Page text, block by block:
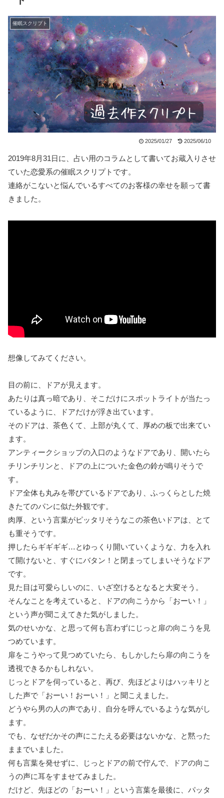
催眠スクリプト
2025/01/27 2025/06/10
2019年8月31日に、占い用のコラムとして書いてお蔵入りさせ
ていた恋愛系の催眠スクリプトです。
連絡がこないと悩んでいるすべてのお客様の幸せを願って書
きました。
想像してみてください。
目の前に、ドアが見えます。
あたりは真っ暗であり、そこだけにスポットライトが当たっ
ているように、ドアだけが浮き出ています。
そのドアは、茶色くて、上部が丸くて、厚めの板で出来てい
ます。
アンティークショップの入口のようなドアであり、開いたら
チリンチリンと、ドアの上についた金色の鈴が鳴りそうで
す。
ドア全体も丸みを帯びているドアであり、ふっくらとした焼
きたてのパンに似た外観です。
肉厚、という言葉がピッタリそうなこの茶色いドアは、とて
も重そうです。
押したらギギギギ…とゆっくり開いていくような、力を入れ
て開けないと、すぐにバタン！と閉まってしまいそうなドア
です。
見た目は可愛らしいのに、いざ空けるとなると大変そう。
そんなことを考えていると、ドアの向こうから「おーい！」
という声が聞こえてきた気がしました。
気のせいかな、と思って何も言わずにじっと扉の向こうを見
つめています。
扉をこうやって見つめていたら、もしかしたら扉の向こうを
透視できるかもしれない。
じっとドアを伺っていると、再び、先ほどよりはハッキリと
した声で「おーい！おーい！」と聞こえました。
どうやら男の人の声であり、自分を呼んでいるような気がし
ます。
でも、なぜだかその声にこたえる必要はないかな、と黙った
ままでいました。
何も言葉を発せずに、じっとドアの前で佇んで、ドアの向こ
うの声に耳をすませてみました。
だけど、先ほどの「おーい！」という言葉を最後に、パッタ